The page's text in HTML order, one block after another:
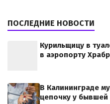
ПОСЛЕДНИЕ НОВОСТИ
Курильщицу в
в аэропорту
В Калининграде
цепочку у